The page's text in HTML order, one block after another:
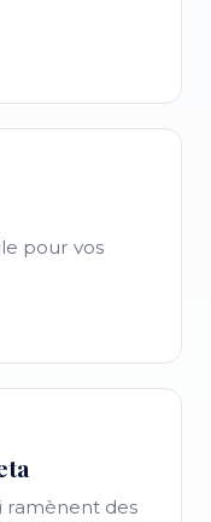
pour vos
ramènent des